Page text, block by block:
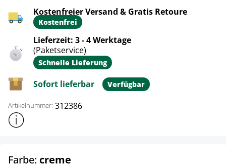
Kostenfreier Versand & Gratis Retoure
Kostenfrei
Lieferzeit: 3 - 4 Werktage
(Paketservice)
Schnelle Lieferung
Sofort lieferbar Verfügbar
Artikelnummer: 312386
Weitere Produktinformationen anzeigen
Farbe: creme